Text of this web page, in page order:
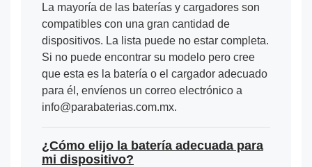
La mayoría de las baterías y cargadores son
compatibles con una gran cantidad de
dispositivos. La lista puede no estar completa.
Si no puede encontrar su modelo pero cree
que esta es la batería o el cargador adecuado
para él, envíenos un correo electrónico a
info@parabaterias.com.mx.
¿Cómo elijo la batería adecuada para
mi dispositivo?